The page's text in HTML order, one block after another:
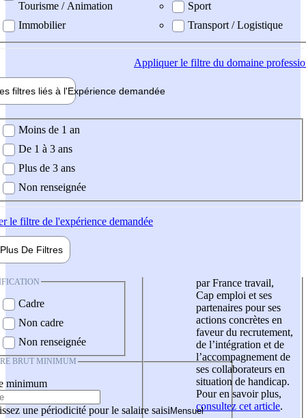
Tourisme / Animation
Immobilier
Sport
Transport / Logistique
Appliquerle filtre du domaine
filtres liés à l'Expérience demandée
demandée
Moins de 1 an
De 1 à 3 ans
Plus de 3 ans
Non renseignée
le filtre de l'expérience demandée
Plus De Filtres
Cadre
Non cadre
Non renseignée
BRUT MINIMUM
minimum
une périodicité pour le salaire saisi
par France travail,
Cap emploi et ses
partenaires pour ses
actions concrètes en
faveur du recrutement,
de l’intégration et de
l’accompagnement de
ses collaborateurs en
situation de handicap.
Pour en savoir plus,
consultez cet article.